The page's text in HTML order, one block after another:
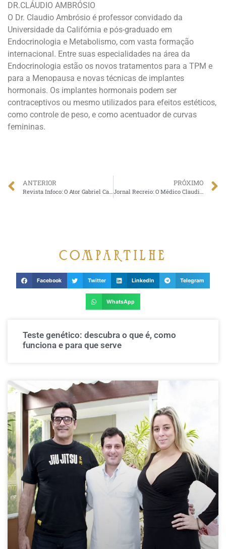
DR.CLÁUDIO AMBRÓSIO
O Dr. Claudio Ambrósio é professor convidado da
Universidade da Califórnia e pós-graduado em
Endocrinologia e Metabolismo, com vasta formação
internacional. Entre suas especialidades na área da
Endocrinologia estão os novos tratamentos para a TPM e
para a Menopausa e novas técnicas de implantes
hormonais. Os implantes hormonais podem ser
contraceptivos ou mesmo utilizados para efeitos estéticos,
como controle de peso, e como acentuador de curvas
femininas.
ANTERIOR PRÓXIMO
compartilhe
Facebook Twitter LinkedIn Telegram
WhatsApp
Teste genético: descubra o que é, como
funciona e para que serve